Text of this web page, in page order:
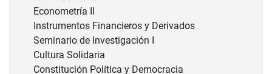
Econometría II
Instrumentos Financieros y Derivados
Seminario de Investigación I
Cultura Solidaria
Constitución Política y Democracia